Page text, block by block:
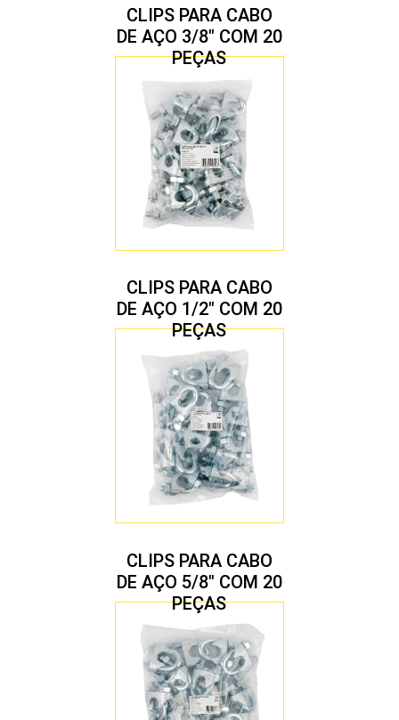
CLIPS PARA CABO
DE AÇO 3/8″ COM 20
PEÇAS
CLIPS PARA CABO
DE AÇO 1/2″ COM 20
PEÇAS
CLIPS PARA CABO
DE AÇO 5/8″ COM 20
PEÇAS